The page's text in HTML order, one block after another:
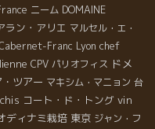
ニーム DOMAINE
ラン・アリエ マルセル・エ・
Franc Lyon chef
CPV パリオフィス ドメ
ツアー マキシム・マニョン 台
コート・ド・トング vin
ディナミ栽培 東京 ジャン・フ